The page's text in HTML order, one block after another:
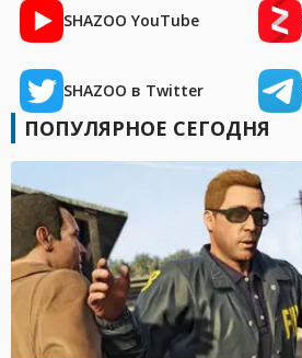
SHAZOO YouTube
SHAZOO в Twitter
ПОПУЛЯРНОЕ СЕГОДНЯ